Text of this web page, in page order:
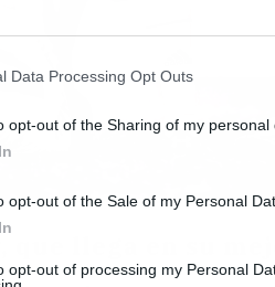
Data Processing Opt Outs
opt-out of the Sharing of my personal
opt-out of the Sale of my Personal
opt-out of processing my Personal
llega en su